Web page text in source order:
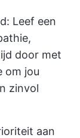
Leef een
door met
om jou
zinvol
aan